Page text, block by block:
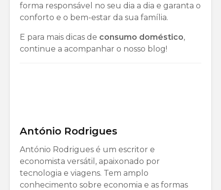
forma responsável no seu dia a dia e garanta o
conforto e o bem-estar da sua família.
E para mais dicas de consumo doméstico,
continue a acompanhar o nosso blog!
António Rodrigues
António Rodrigues é um escritor e
economista versátil, apaixonado por
tecnologia e viagens. Tem amplo
conhecimento sobre economia e as formas